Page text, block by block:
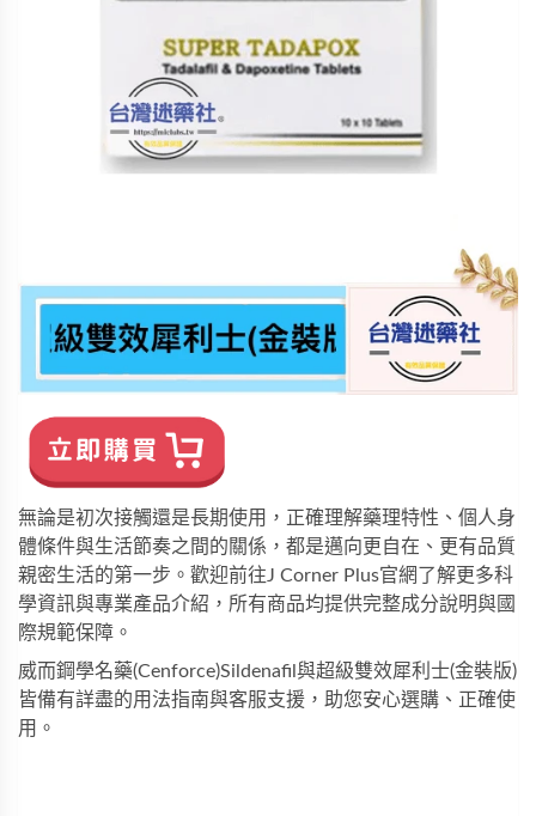
無論是初次接觸還是長期使用，正確理解藥理特性、個人身
體條件與生活節奏之間的關係，都是邁向更自在、更有品質
親密生活的第一步。歡迎前往J Corner Plus官網了解更多科
學資訊與專業產品介紹，所有商品均提供完整成分說明與國
際規範保障。
威而鋼學名藥(Cenforce)Sildenafil 與超級雙效犀利士(金裝版)
皆備有詳盡的用法指南與客服支援，助您安心選購、正確使
用。